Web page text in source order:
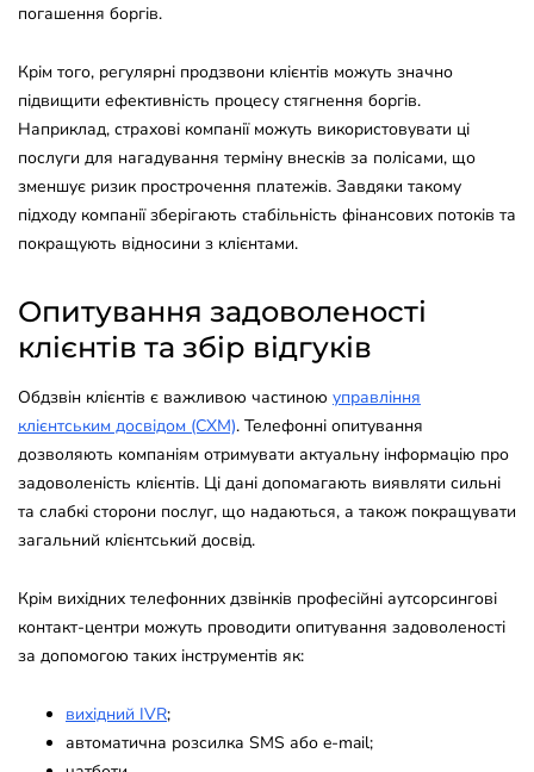
погашення боргів.
Крім того, регулярні продзвони клієнтів можуть значно
підвищити ефективність процесу стягнення боргів.
Наприклад, страхові компанії можуть використовувати ці
послуги для нагадування терміну внесків за полісами, що
зменшує ризик прострочення платежів. Завдяки такому
підходу компанії зберігають стабільність фінансових потоків та
покращують відносини з клієнтами.
Опитування задоволеності
клієнтів та збір відгуків
Обдзвін клієнтів є важливою частиною управління
клієнтським досвідом (CXM). Телефонні опитування
дозволяють компаніям отримувати актуальну інформацію про
задоволеність клієнтів. Ці дані допомагають виявляти сильні
та слабкі сторони послуг, що надаються, а також покращувати
загальний клієнтський досвід.
Крім вихідних телефонних дзвінків професійні аутсорсингові
контакт-центри можуть проводити опитування задоволеності
за допомогою таких інструментів як:
вихідний IVR;
автоматична розсилка SMS або e-mail;